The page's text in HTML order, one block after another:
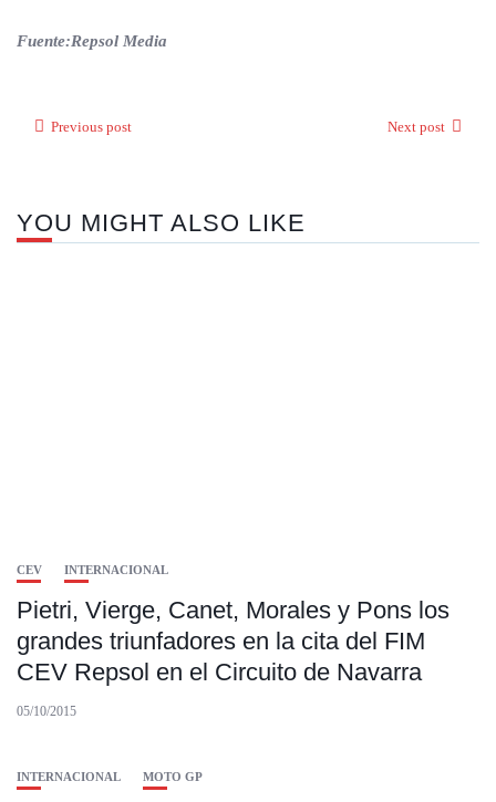
Fuente:Repsol Media
Previous post Next post
YOU MIGHT ALSO LIKE
CEV INTERNACIONAL
Pietri, Vierge, Canet, Morales y Pons los
grandes triunfadores en la cita del FIM
CEV Repsol en el Circuito de Navarra
05/10/2015
INTERNACIONAL MOTO GP